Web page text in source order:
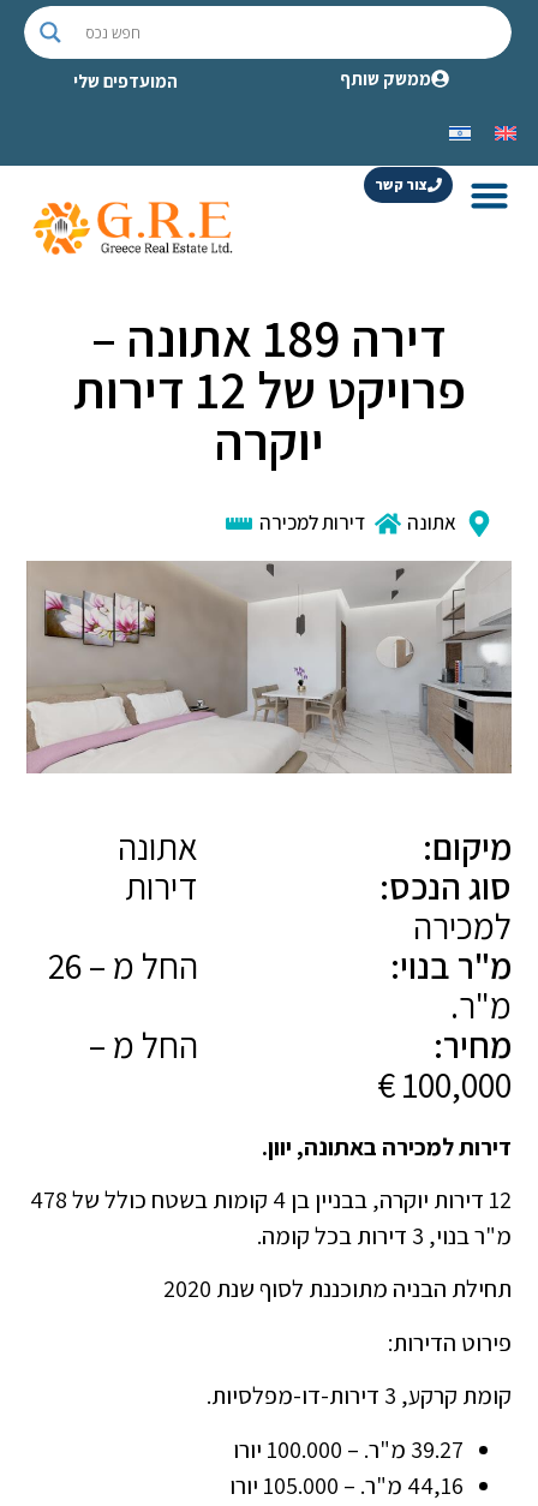
ממשק שותף המועדפים שלי
צור קשר
דירה 189 אתונה –
פרויקט של 12 דירות
יוקרה
אתונה דירות למכירה
מיקום:
אתונה
סוג הנכס:
דירות
למכירה
מ"ר בנוי:
החל מ – 26
מ"ר.
מחיר:
החל מ –
100,000 €
דירות למכירה באתונה, יוון.
12 דירות יוקרה, בבניין בן 4 קומות בשטח כולל של 478
מ"ר בנוי, 3 דירות בכל קומה.
תחילת הבניה מתוכננת לסוף שנת 2020
פירוט הדירות:
קומת קרקע, 3 דירות-דו-מפלסיות.
39.27 מ"ר. – 100.000 יורו
44,16 מ"ר. – 105.000 יורו